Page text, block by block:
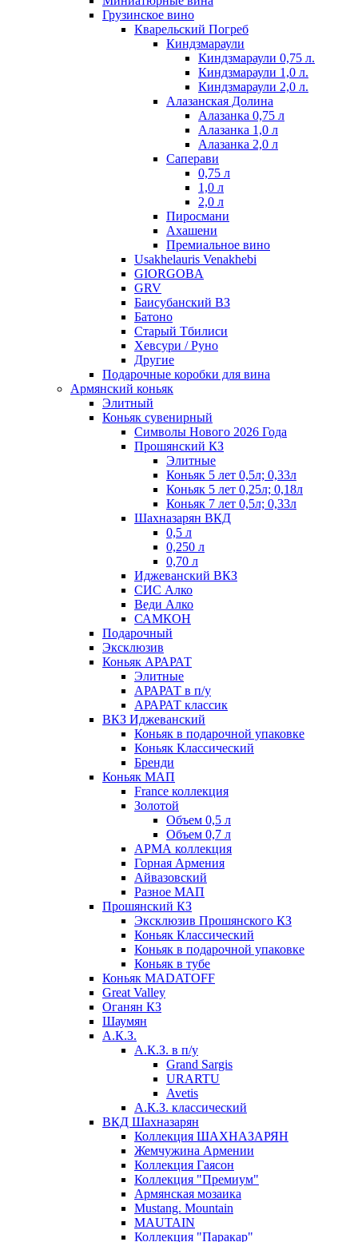
Грузинское вино
Кварельский Погреб
Киндзмараули
Киндзмараули 0,75 л.
Киндзмараули 1,0 л.
Киндзмараули 2,0 л.
Алазанская Долина
Алазанка 0,75 л
Алазанка 1,0 л
Алазанка 2,0 л
Саперави
0,75 л
1,0 л
2,0 л
Пиросмани
Ахашени
Премиальное вино
Usakhelauris Venakhebi
GIORGOBA
GRV
Баисубанский ВЗ
Батоно
Старый Тбилиси
Хевсури / Руно
Другие
Подарочные коробки для вина
Армянский коньяк
Элитный
Коньяк сувенирный
Символы Нового 2026 Года
Прошянский КЗ
Элитные
Коньяк 5 лет 0,5л; 0,33л
Коньяк 5 лет 0,25л; 0,18л
Коньяк 7 лет 0,5л; 0,33л
Шахназарян ВКД
0,5 л
0,250 л
0,70 л
Иджеванский ВКЗ
СИС Алко
Веди Алко
САМКОН
Подарочный
Эксклюзив
Коньяк АРАРАТ
Элитные
АРАРАТ в п/у
АРАРАТ классик
ВКЗ Иджеванский
Коньяк в подарочной упаковке
Коньяк Классический
Бренди
Коньяк МАП
France коллекция
Золотой
Объем 0,5 л
Объем 0,7 л
АРМА коллекция
Горная Армения
Айвазовский
Разное МАП
Прошянский КЗ
Эксклюзив Прошянского КЗ
Коньяк Классический
Коньяк в подарочной упаковке
Коньяк в тубе
Коньяк MADATOFF
Great Valley
Оганян КЗ
Шаумян
А.К.З.
А.К.З. в п/у
Grand Sargis
URARTU
Avetis
А.К.З. классический
ВКД Шахназарян
Коллекция ШАХНАЗАРЯН
Жемчужина Армении
Коллекция Гаясон
Коллекция "Премиум"
Армянская мозаика
Mustang. Mountain
MAUTAIN
Коллекция "Паракар"